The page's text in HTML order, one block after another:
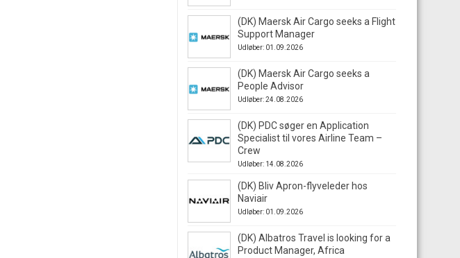
(DK) Maersk Air Cargo seeks a Flight
Support Manager
Udløber: 01.09.2026
(DK) Maersk Air Cargo seeks a
People Advisor
Udløber: 24.08.2026
(DK) PDC søger en Application
Specialist til vores Airline Team –
Crew
Udløber: 14.08.2026
(DK) Bliv Apron-flyveleder hos
Naviair
Udløber: 01.09.2026
(DK) Albatros Travel is looking for a
Product Manager, Africa